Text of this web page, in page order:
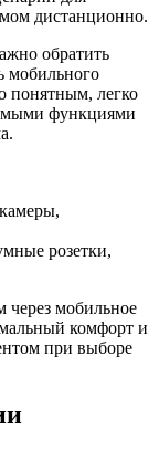
дистанционно.
обратить
мобильного
понятным, легко
функциями
розетки,
мобильное
комфорт и
при выборе